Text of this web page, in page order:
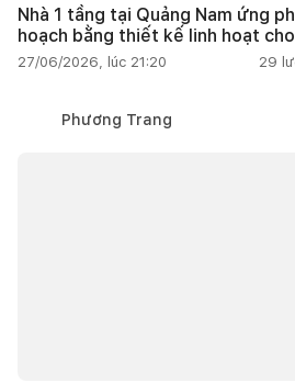
Nhà 1 tầng tại Quảng Nam ứng
hoạch bằng thiết kế linh hoạt
27/06/2026, lúc 21:20 29
Phương Trang